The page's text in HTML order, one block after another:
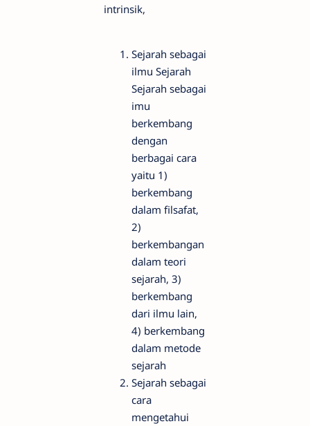
intrinsik,
Sejarah sebagai
ilmu Sejarah
Sejarah sebagai
imu
berkembang
dengan
berbagai cara
yaitu 1)
berkembang
dalam filsafat,
2)
berkembangan
dalam teori
sejarah, 3)
berkembang
dari ilmu lain,
4) berkembang
dalam metode
sejarah
Sejarah sebagai
cara
mengetahui